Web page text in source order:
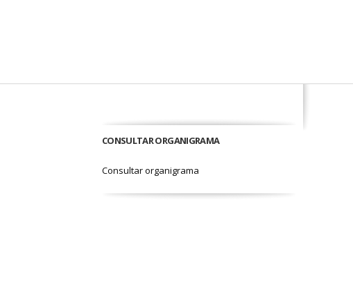
CONSULTAR ORGANIGRAMA
Consultar organigrama